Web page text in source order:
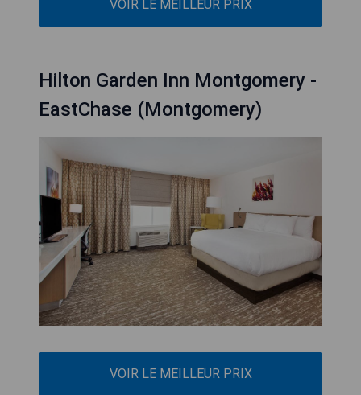
VOIR LE MEILLEUR PRIX
Hilton Garden Inn Montgomery -
EastChase (Montgomery)
VOIR LE MEILLEUR PRIX